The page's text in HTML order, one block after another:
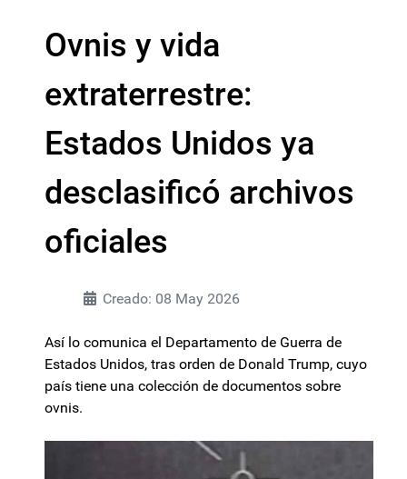
Ovnis y vida
extraterrestre:
Estados Unidos ya
desclasificó archivos
oficiales
Creado: 08 May 2026
Así lo comunica el Departamento de Guerra de
Estados Unidos, tras orden de Donald Trump, cuyo
país tiene una colección de documentos sobre
ovnis.